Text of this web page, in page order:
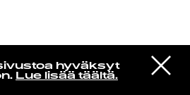
hyväksyt
Lue lisää täältä.
VIESTI
STUDIOON
palaat